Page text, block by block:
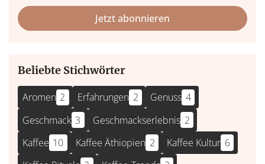
fill
this
Mailadresse:
Jetzt abonnieren
Beliebte Stichwörter
Aromen 2 Erfahrungen 2 Genuss 4
Geschmack 3 Geschmackserlebnis 2
Kaffee 10 Kaffee Äthiopien 2 Kaffee Kultur 6